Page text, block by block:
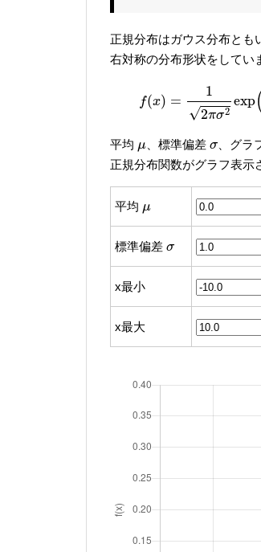
正規分布はガウス分布とも
右対称の分布形状をしてい
f(x) =
1
√2πσ2
exp
σ
平均 μ
μ 、標準偏差 σ
σ 、グ
正規分布関数がグラフ表示
平均 μ
μ
標準偏差 σ
σ
x最小
x最大